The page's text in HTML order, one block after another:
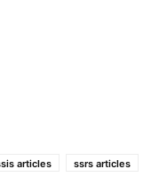
articles ssrs articles